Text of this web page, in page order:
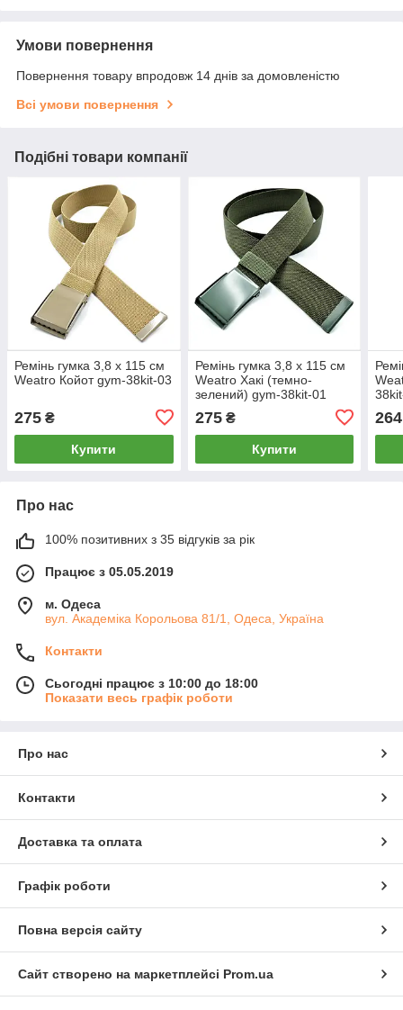
Умови повернення
Повернення товару впродовж 14 днів за домовленістю
Всі умови повернення
Подібні товари компанії
Ремінь гумка 3,8 х 115 см
Weatro Койот gym-38kit-03
275 ₴
Купити
Ремінь гумка 3,8 х 115 см
Weatro Хакі (темно-
зелений) gym-38kit-01
275₴
Купити
264
Про нас
100% позитивних з 35 відгуків за рік
Працює з 05.05.2019
м. Одеса
вул. Академіка Корольова 81/1, Одеса, Україна
Контакти
Сьогодні працює з 10:00 до 18:00
Показати весь графік роботи
Про нас
Контакти
Доставка та оплата
Графік роботи
Повна версія сайту
Сайт створено на маркетплейсі Prom.ua